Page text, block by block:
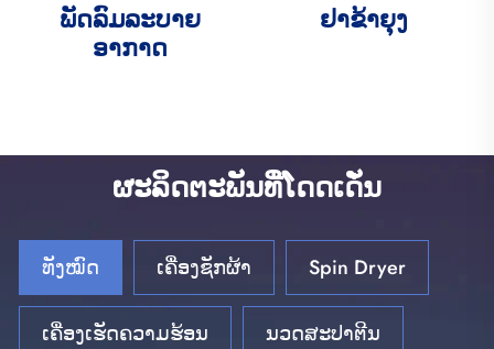
ພັດລົມລະບາຍ
ອາກາດ
ຢາຂ້າຍຸງ
ຜະລິດຕະພັນທີ່ໂດດເດັ່ນ
ທັງໝົດ ເຄື່ອງຊັກຜ້າ Spin Dryer
ເຄື່ອງເຮັດຄວາມຮ້ອນ ນວດສະປາຕີນ